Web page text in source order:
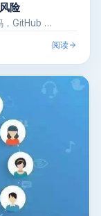
险
，GitHub …
阅读